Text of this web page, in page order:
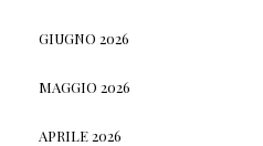
GIUGNO 2026
MAGGIO 2026
APRILE 2026